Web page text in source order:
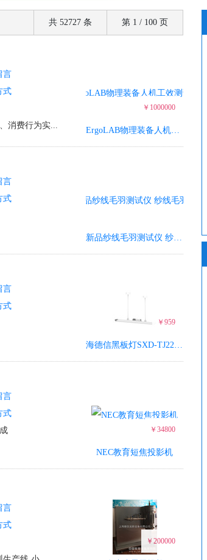
共 52727 条 第 1 / 100 页
言
式
消费行为实...
￥1000000
ErgoLAB物理装备人机工效测试实验室
言
式
新品纱线毛羽测试仪 纱线毛羽测试仪
言
式
￥959
海德信黑板灯SXD-TJ22-01
言
式
￥34800
NEC教育短焦投影机
言
式
￥200000